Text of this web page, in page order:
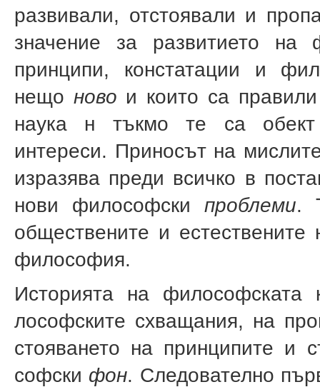
развивали, отстоявали и
значение за развитието на
принципи, констатации и
нещо ново и кои­то са
наука н тъкмо те са обект
интереси. Приносът на
изразява преди всичко в
нови философскипро­блеми.
обществените и
философия.
Историята на
лософските схващания, на
стояването на принципите и
софски фон. Следователно